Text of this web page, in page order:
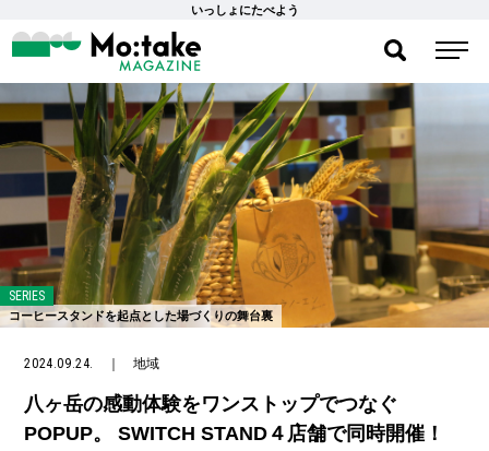
いっしょにたべよう
SERIES
コーヒースタンドを起点とした場づくりの舞台裏
2024.09.24. ｜地域
八ヶ岳の感動体験をワンストップでつなぐ
POPUP。 SWITCH STAND４店舗で同時開催！